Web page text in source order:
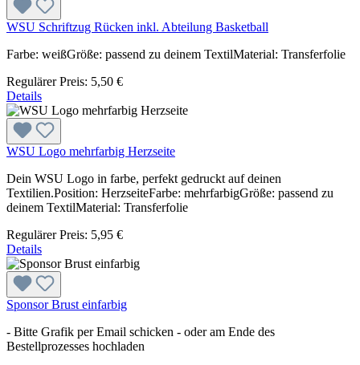
WSU Schriftzug Rücken inkl. Abteilung Basketball
Farbe: weißGröße: passend zu deinem TextilMaterial: Transferfolie
Regulärer Preis: 5,50 €
Details
WSU Logo mehrfarbig Herzseite
Dein WSU Logo in farbe, perfekt gedruckt auf deinen
Textilien.Position: HerzseiteFarbe: mehrfarbigGröße: passend zu
deinem TextilMaterial: Transferfolie
Regulärer Preis: 5,95 €
Details
Sponsor Brust einfarbig
- Bitte Grafik per Email schicken - oder am Ende des
Bestellprozesses hochladen